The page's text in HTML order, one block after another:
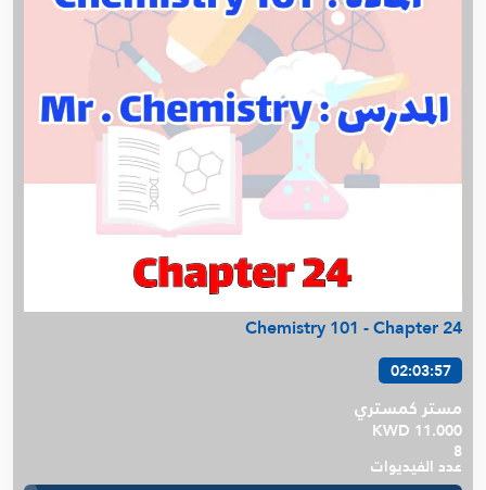
Chemistry 101 - Chapter 24
02:03:57
مستر كمستري
KWD 11.000
8
عدد الفيديوات